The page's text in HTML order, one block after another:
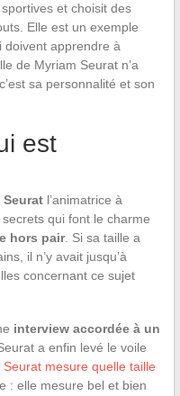
et choisit des
Elle est un exemple
doivent apprendre à
de Myriam Seurat n’a
sa personnalité et son
est
l’animatrice à
qui font le charme
hors pair. Si sa taille a
il n’y avait jusqu’à
concernant ce sujet
interview accordée à un
a enfin levé le voile
mesure quelle taille
: elle mesure bel et bien